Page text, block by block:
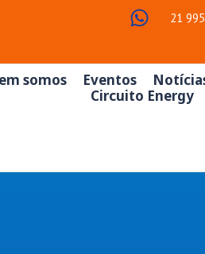
21
somos Eventos
Circuito Energy